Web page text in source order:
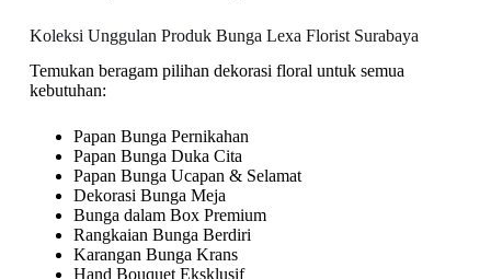
Koleksi Unggulan Produk Bunga Lexa Florist Surabaya
Temukan beragam pilihan dekorasi floral untuk semua
kebutuhan:
Papan Bunga Pernikahan
Papan Bunga Duka Cita
Papan Bunga Ucapan & Selamat
Dekorasi Bunga Meja
Bunga dalam Box Premium
Rangkaian Bunga Berdiri
Karangan Bunga Krans
Hand Bouquet Eksklusif